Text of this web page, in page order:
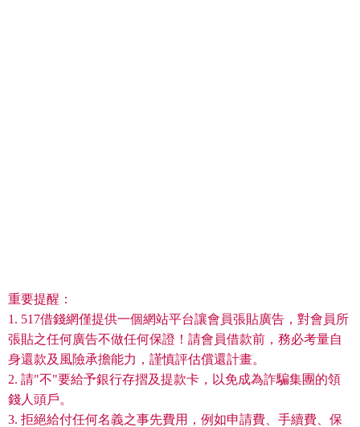
重要提醒：
1. 517借錢網僅提供一個網站平台讓會員張貼廣告，對會員所
張貼之任何廣告不做任何保證！請會員借款前，務必考量自
身還款及風險承擔能力，謹慎評估償還計畫。
2. 請"不"要給予銀行存摺及提款卡，以免成為詐騙集團的領
錢人頭戶。
3. 拒絕給付任何名義之事先費用，例如申請費、手續費、保